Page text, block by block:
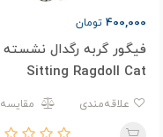
400,000 تومان
فیگور گربه رگدال نشسته
Sitting Ragdoll Cat
مقایسه